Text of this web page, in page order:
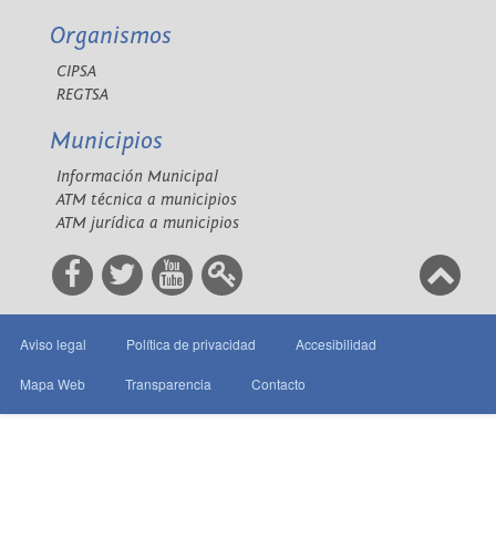
Organismos
CIPSA
REGTSA
Municipios
Información Municipal
ATM técnica a municipios
ATM jurídica a municipios
Aviso legal Política de privacidad Accesibilidad
Mapa Web Transparencia Contacto